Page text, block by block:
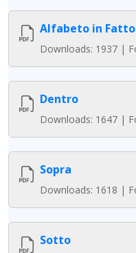
Alfabeto in
Downloads: 1937 |
Dentro
Downloads: 1647 |
Sopra
Downloads: 1618 |
Sotto